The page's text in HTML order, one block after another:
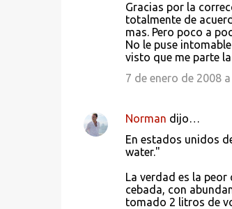
Gracias por la
totalmente de
mas. Pero poco a
No le puse
visto que me parte
7 de enero de 2008 a
Norman dijo…
En estados unidos
water."
La verdad es la
cebada, con
tomado 2 litros de